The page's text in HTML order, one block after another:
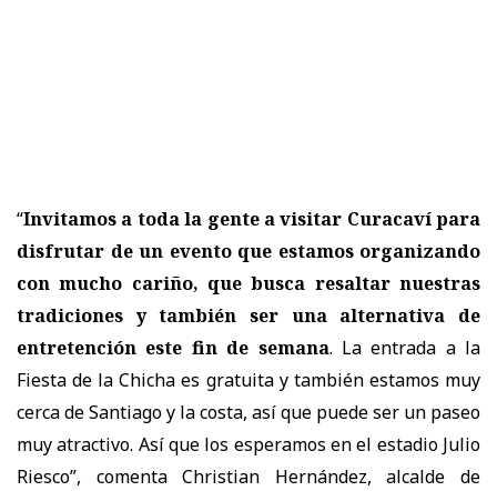
“Invitamos a toda la gente a visitar Curacaví para
disfrutar de un evento que estamos organizando
con mucho cariño, que busca resaltar nuestras
tradiciones y también ser una alternativa de
entretención este fin de semana. La entrada a la
Fiesta de la Chicha es gratuita y también estamos muy
cerca de Santiago y la costa, así que puede ser un paseo
muy atractivo. Así que los esperamos en el estadio Julio
Riesco”, comenta Christian Hernández, alcalde de